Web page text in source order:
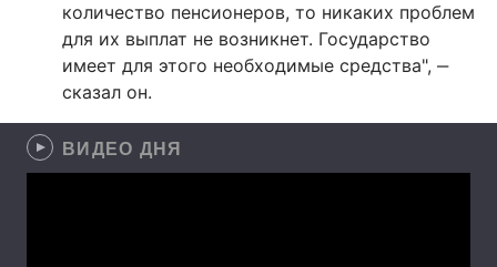
количество пенсионеров, то никаких проблем
для их выплат не возникнет. Государство
имеет для этого необходимые средства", ‒
сказал он.
ВИДЕО ДНЯ